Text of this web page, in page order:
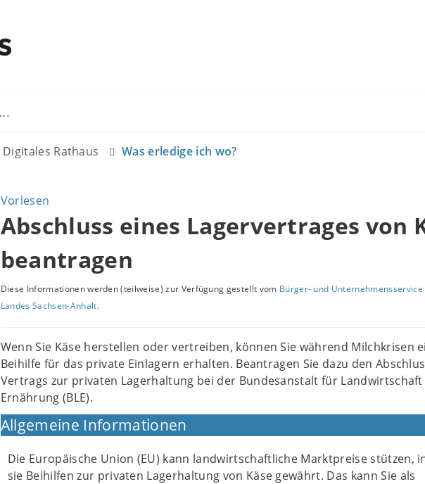
Digitales Rathaus Was erledige ich wo?
Vorlesen
Abschluss eines Lagervertrages von
beantragen
Diese Informationen werden (teilweise) zur Verfügung gestellt vom Bürger- und Unternehmensservice
Landes Sachsen-Anhalt.
Wenn Sie Käse herstellen oder vertreiben, können Sie während Milchkrisen
Beihilfe für das private Einlagern erhalten. Beantragen Sie dazu den
Vertrags zur privaten Lagerhaltung bei der Bundesanstalt für
Ernährung (BLE).
Allgemeine Informationen
Die Europäische Union (EU) kann landwirtschaftliche Marktpreise stützen,
sie Beihilfen zur privaten Lagerhaltung von Käse gewährt. Das kann Sie als